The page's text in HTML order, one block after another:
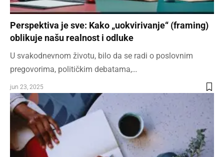
Perspektiva je sve: Kako „uokvirivanje“ (framing)
oblikuje našu realnost i odluke
U svakodnevnom životu, bilo da se radi o poslovnim
pregovorima, političkim debatama,…
jun 23, 2025